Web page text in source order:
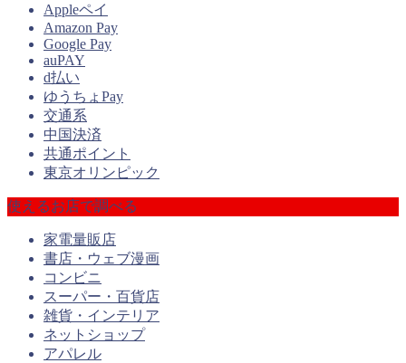
Appleペイ
Amazon Pay
Google Pay
auPAY
d払い
ゆうちょPay
交通系
中国決済
共通ポイント
東京オリンピック
使えるお店で調べる
家電量販店
書店・ウェブ漫画
コンビニ
スーパー・百貨店
雑貨・インテリア
ネットショップ
アパレル